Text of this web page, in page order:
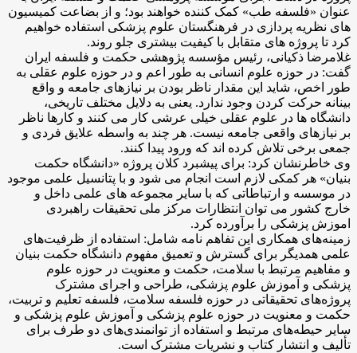
عنوان «فلسفه طب» کمک کننده خواهند بود؛ و از بضاعت کمیسیون
های نظریه پردازی در فرهنگستان علوم پزشکی استفاده خواهیم
کرد تا پروژه های متقابل با کیفیت بیشتری جلو روند.
غلامرضا ذکیانی، رئیس مؤسسه پژوهشی حکمت و فلسفه ایران
گفت: در حوزه علوم انسانی به طور اعم و در حوزه علوم عقلی به
طور اخص، شاید این مقدار ناظر بودن بر نیازهای جامعه و واقع
بینانه حرکت کردن وجود ندارد. یعنی به دلایل مختلف تاریخی،
دانشگاه ها در علوم عقلی خیلی عرشی کار می کنند و کارها ناظر
بر نیازهای واقعی جامعه نیست. هر چند به واسطه علایق فردی و
جمعی برخی تلاش کرده اند که ورود پیدا کنند.
وی خاطرنشان کرد: برای پیشبرد کلان پروژه «دانشگاه حکمت
بنیان» هر کمکی لازم است انجام می شود و با پتانسیل علمی موجود
در موسسه و ارتباطاتی که با سایر مجموعه های علمی داخل و
خارج کشور می توان انتظارات مرکز ملی تحقیقات راهبردی
اموزش پزشکی را برآورده کرد.
زمینه‌های همکاری این تفاهم نامه شامل: استفاده از ظرفیت‌های
علمی همدیگر برای گسترش و تعمیق مفهوم دانشگاه حکمت بنیان
و مفاهیم مرتبط با سلامت، حکمت و معنویت در حوزه علوم
پزشکی و آموزش علوم پزشکی، طراحی و اجرای مشترک
پروژه‌های تحقیقاتی در حوزه فلسفه سلامت، فلسفه تعلیم و تربیت،
حکمت و معنویت در حوزه علوم پزشکی و آموزش علوم پزشکی و
سایر حیطه‌های مرتبط و استفاده از توانمندی‌های دو طرف برای
تألیف و انتشار کتاب و نشریات مشترک است.